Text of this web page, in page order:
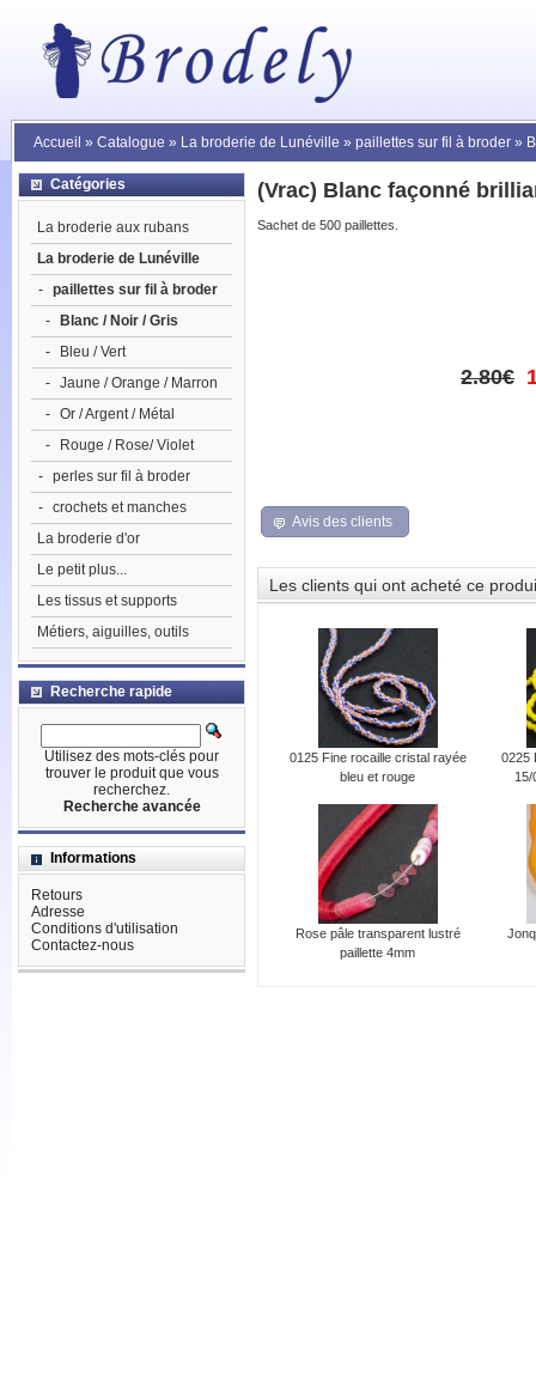
Accueil » Catalogue » La broderie de Lunéville » paillettes sur fil à broder »
(Vrac) Blanc façonné
Sachet de 500 paillettes.
2.80€
Avis des clients
Les clients qui ont acheté ce
0125 Fine rocaille cristal rayée
bleu et rouge
0225
15/
Rose pâle transparent lustré
paillette 4mm
Catégories
La broderie aux rubans
La broderie de Lunéville
- paillettes sur fil à broder
-
Blanc / Noir / Gris
-
Bleu / Vert
- Jaune / Orange / Marron
- Or / Argent / Métal
-
Rouge / Rose/ Violet
- perles sur fil à broder
- crochets et manches
La broderie d'or
Le petit plus...
Les tissus et supports
Métiers, aiguilles, outils
Recherche rapide
Utilisez des mots-clés pour
trouver le produit que vous
recherchez.
Recherche avancée
Informations
Retours
Adresse
Conditions d'utilisation
Contactez-nous